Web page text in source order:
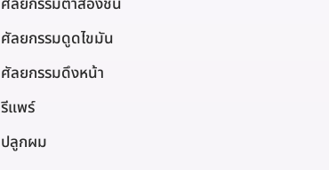
ศัลยกรรมตาสองชั้น
ศัลยกรรมดูดไขมัน
ศัลยกรรมดึงหน้า
รีแพร์
ปลูกผม